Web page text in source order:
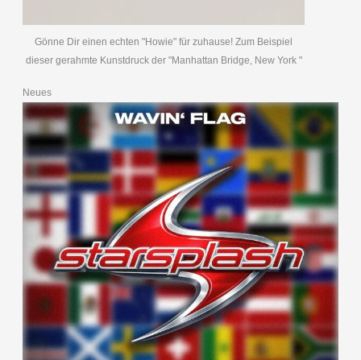
Gönne Dir einen echten "Howie" für zuhause! Zum Beispiel
dieser gerahmte Kunstdruck der "Manhattan Bridge, New York "
Neues